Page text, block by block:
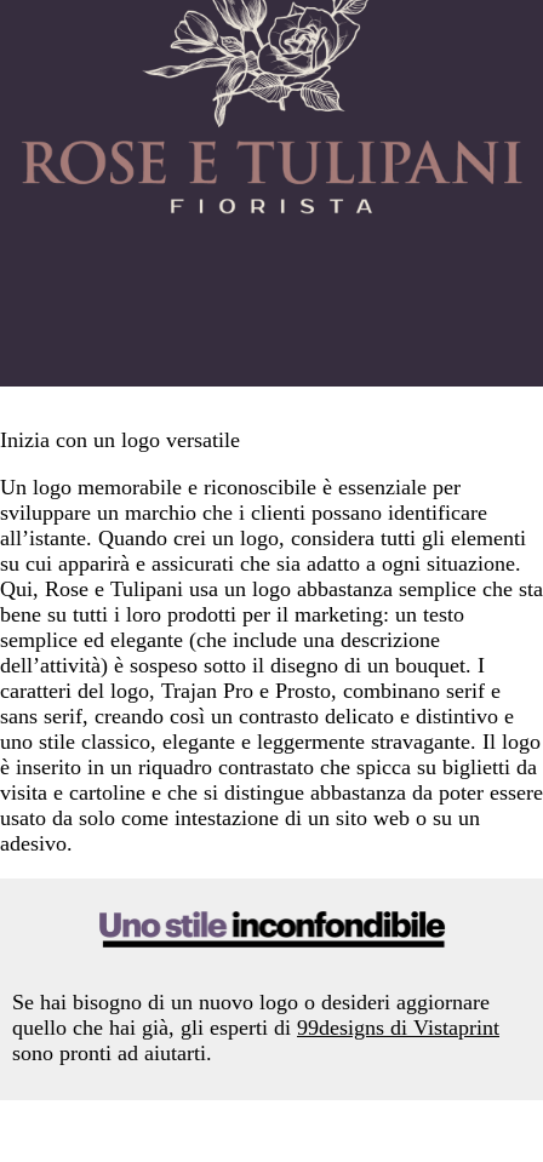
Inizia con un logo versatile
Un logo memorabile e riconoscibile è essenziale per
sviluppare un marchio che i clienti possano identificare
all’istante. Quando crei un logo, considera tutti gli elementi
su cui apparirà e assicurati che sia adatto a ogni situazione.
Qui, Rose e Tulipani usa un logo abbastanza semplice che sta
bene su tutti i loro prodotti per il marketing: un testo
semplice ed elegante (che include una descrizione
dell’attività) è sospeso sotto il disegno di un bouquet. I
caratteri del logo, Trajan Pro e Prosto, combinano serif e
sans serif, creando così un contrasto delicato e distintivo e
uno stile classico, elegante e leggermente stravagante. Il logo
è inserito in un riquadro contrastato che spicca su biglietti da
visita e cartoline e che si distingue abbastanza da poter essere
usato da solo come intestazione di un sito web o su un
adesivo.
Se hai bisogno di un nuovo logo o desideri aggiornare
quello che hai già, gli esperti di 99designs di Vistaprint
sono pronti ad aiutarti.